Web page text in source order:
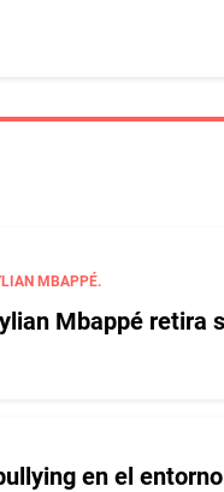
MBAPPÉ.
Mbappé retira
en el